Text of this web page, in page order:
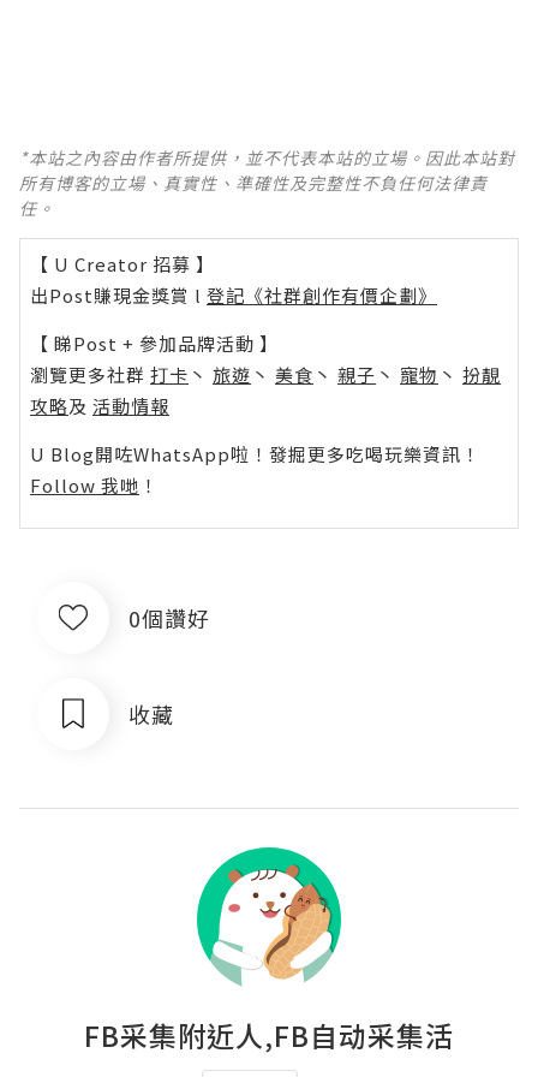
*本站之內容由作者所提供，並不代表本站的立場。因此本站對
所有博客的立場、真實性、準確性及完整性不負任何法律責
任。
【 U Creator 招募 】
出Post賺現金獎賞 l 登記《社群創作有價企劃》
【 睇Post + 參加品牌活動 】
瀏覽更多社群 打卡 丶 旅遊 丶 美食 丶 親子 丶 寵物 丶 扮靚
攻略及 活動情報
U Blog開咗WhatsApp啦！發掘更多吃喝玩樂資訊！
Follow 我哋 ！
0個讚好
收藏
FB采集附近人,FB自动采集活